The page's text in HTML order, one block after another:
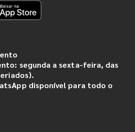
segunda a sexta-feira, das
disponível para todo o